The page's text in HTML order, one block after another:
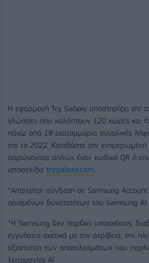
Η εφαρμογή Try Galaxy υποστηρίζει επί
γλώσσες που καλύπτουν 120 χώρες και
πάνω από 18 εκατομμύρια συνολικές
της το 2022. Κατεβάστε την
σαρώνοντας απλώς έναν κωδικό QR ή
ιστοσελίδα trygalaxy.com.
*Απαιτείται σύνδεση σε Samsung
ορισμένων δυνατοτήτων του Samsung AI.
*Η Samsung δεν παρέχει υποσχέσεις,
εγγυήσεις σχετικά με την ακρίβεια, την
αξιοπιστία των αποτελεσμάτων που
λειτουργίες AI.